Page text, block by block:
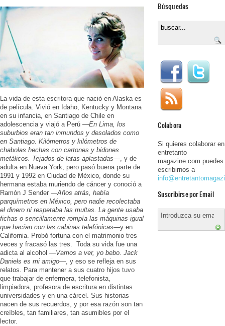
La vida de esta escritora que nació en Alaska es
de película. Vivió en Idaho, Kentucky y Montana
en su infancia, en Santiago de Chile en
adolescencia y viajó a Perú —En Lima, los
suburbios eran tan inmundos y desolados como
en Santiago. Kilómetros y kilómetros de
chabolas hechas con cartones y bidones
metálicos. Tejados de latas aplastadas—, y de
adulta en Nueva York, pero pasó buena parte de
1991 y 1992 en Ciudad de México, donde su
hermana estaba muriendo de cáncer y conoció a
Ramón J Sender —Años atrás, había
parquímetros en México, pero nadie recolectaba
el dinero ni respetaba las multas. La gente usaba
fichas o sencillamente rompía las máquinas igual
que hacían con las cabinas telefónicas—y en
California. Probó fortuna con el matrimonio tres
veces y fracasó las tres. Toda su vida fue una
adicta al alcohol —Vamos a ver, yo bebo. Jack
Daniels es mi amigo—, y eso se refleja en sus
relatos. Para mantener a sus cuatro hijos tuvo
que trabajar de enfermera, telefonista,
limpiadora, profesora de escritura en distintas
universidades y en una cárcel. Sus historias
nacen de sus recuerdos, y por esa razón son tan
creíbles, tan familiares, tan asumibles por el
lector.
Búsquedas
Colabora
Si quieres colaborar en
entretanto
magazine.com puedes
escribirnos a
Suscribirse por Email